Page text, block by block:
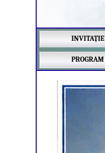
INVITAȚIE
PROGRAM